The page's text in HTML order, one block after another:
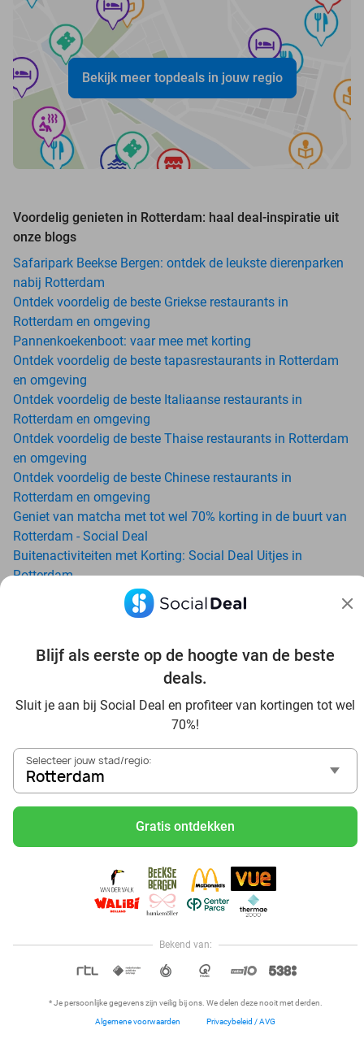
Blijf als eerste op de hoogte van de beste
deals.
Sluit je aan bij Social Deal en profiteer van kortingen tot wel
70%!
Selecteer jouw stad/regio:
Rotterdam
Gratis ontdekken
Bekend van:
* Je persoonlijke gegevens zijn veilig bij ons. We delen deze nooit met derden.
Algemene voorwaarden Privacybeleid / AVG
Bekijk meer topdeals in jouw regio
Voordelig genieten in Rotterdam: haal deal-inspiratie uit
onze blogs
Safaripark Beekse Bergen: ontdek de leukste dierenparken
nabij Rotterdam
Ontdek voordelig de beste Griekse restaurants in
Rotterdam en omgeving
Pannenkoekenboot: vaar mee met korting
Ontdek voordelig de beste tapasrestaurants in Rotterdam
en omgeving
Ontdek voordelig de beste Italiaanse restaurants in
Rotterdam en omgeving
Ontdek voordelig de beste Thaise restaurants in Rotterdam
en omgeving
Ontdek voordelig de beste Chinese restaurants in
Rotterdam en omgeving
Geniet van matcha met tot wel 70% korting in de buurt van
Rotterdam - Social Deal
Buitenactiviteiten met Korting: Social Deal Uitjes in
Rotterdam
Ga voordelig de padelbaan op met Social Deal in de buurt
Social Deal
Ontdek voordelig Pilates in Rotterdam - Social Deal
en omgeving
Voordelig genieten bij Sunparks met korting vanuit
Rotterdam
Met hoge korting naar de zonnebank in Rotterdam
Skiën met korting in Rotterdam? Ontdek de leukste
skihallen en indoor skibanen
Schaatsen in Rotterdam en omgeving
Holiday on Ice tickets met korting in Rotterdam
Social Deal voordeelshop: ah, zoveel mooie deals in regio
Reis af naar Ketteler Hof vanuit Rotterdam en beleef ultiem
Hoi, onze klantenservice is open,
dus als je een vraag hebt helpen